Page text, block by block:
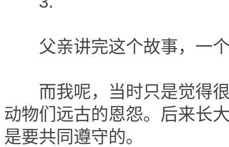
父亲讲完这个故事，一个
而我呢，当时只是觉得很
动物们远古的恩怨。后来长
是要共同遵守的。